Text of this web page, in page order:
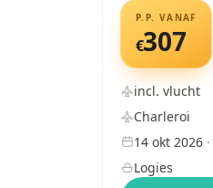
P.P. VANAF
€307
incl. vlucht
Charleroi
14 okt 2026·
Logies